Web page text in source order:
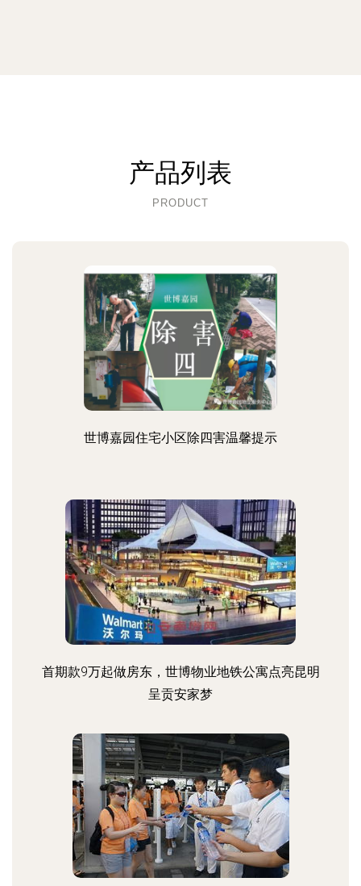
产品列表
PRODUCT
世博嘉园住宅小区除四害温馨提示
首期款9万起做房东，世博物业地铁公寓点亮昆明
呈贡安家梦